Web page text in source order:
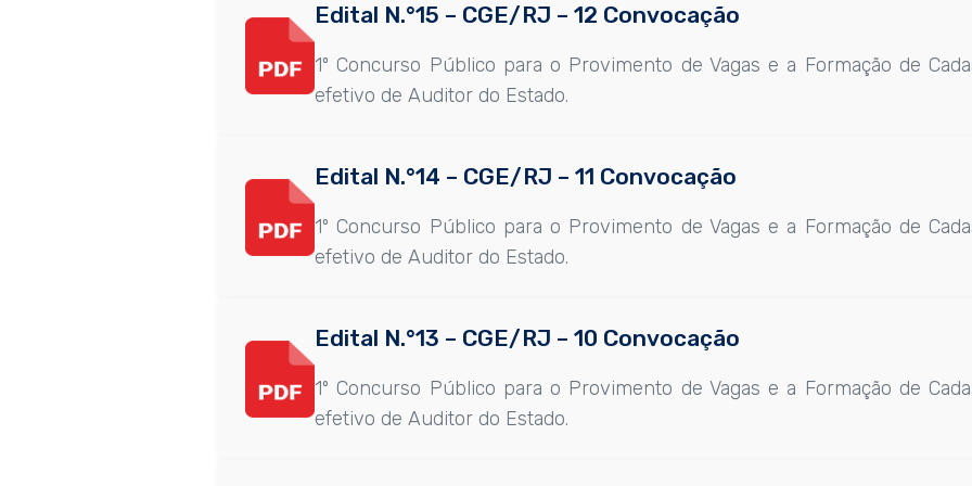
Edital N.°15 – CGE/RJ – 12 Convocação
1º Concurso Público para o Provimento de Vagas e a Formação de
efetivo de Auditor do Estado.
Edital N.°14 – CGE/RJ – 11 Convocação
1º Concurso Público para o Provimento de Vagas e a Formação de
efetivo de Auditor do Estado.
Edital N.°13 – CGE/RJ – 10 Convocação
1º Concurso Público para o Provimento de Vagas e a Formação de
efetivo de Auditor do Estado.